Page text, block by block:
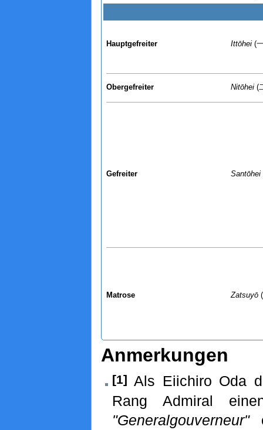
Hauptgefreiter Ittōhei(
Obergefreiter Nitōhei(
Gefreiter Santōhei
Matrose Zatsuyō(
Anmerkungen
[1] Als Eiichiro Oda
Rang Admiral
"Generalgouverneur"